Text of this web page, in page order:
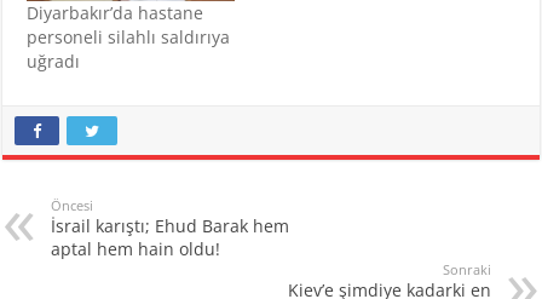
Diyarbakır’da hastane
personeli silahlı saldırıya
uğradı
Öncesi
İsrail karıştı; Ehud Barak hem
aptal hem hain oldu!
Sonraki
Kiev’e şimdiye kadarki en